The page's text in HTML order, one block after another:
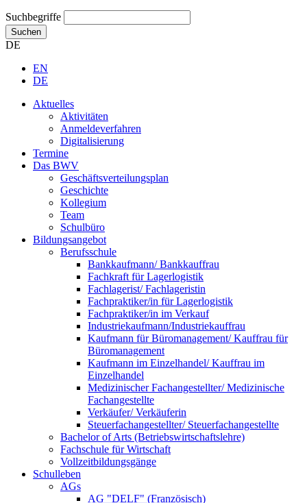
Suchbegriffe
Suchen
DE
EN
DE
Aktuelles
Aktivitäten
Anmeldeverfahren
Digitalisierung
Termine
Das BWV
Geschäftsverteilungsplan
Geschichte
Kollegium
Team
Schulbüro
Bildungsangebot
Berufsschule
Bankkaufmann/ Bankkauffrau
Fachkraft für Lagerlogistik
Fachlagerist/ Fachlageristin
Fachpraktiker/in für Lagerlogistik
Fachpraktiker/in im Verkauf
Industriekaufmann/Industriekauffrau
Kaufmann für Büromanagement/ Kauffrau für
Büromanagement
Kaufmann im Einzelhandel/ Kauffrau im
Einzelhandel
Medizinischer Fachangestellter/ Medizinische
Fachangestellte
Verkäufer/ Verkäuferin
Steuerfachangestellter/ Steuerfachangestellte
Bachelor of Arts (Betriebswirtschaftslehre)
Fachschule für Wirtschaft
Vollzeitbildungsgänge
Schulleben
AGs
AG "DELF" (Französisch)